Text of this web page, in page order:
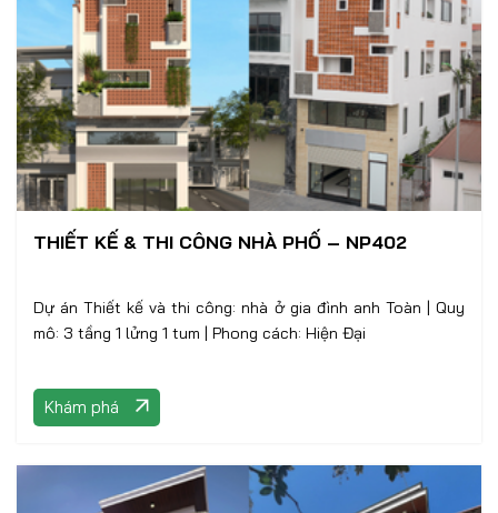
THIẾT KẾ & THI CÔNG NHÀ PHỐ – NP402
Dự án Thiết kế và thi công: nhà ở gia đình anh Toàn | Quy
mô: 3 tầng 1 lửng 1 tum | Phong cách: Hiện Đại
Khám phá